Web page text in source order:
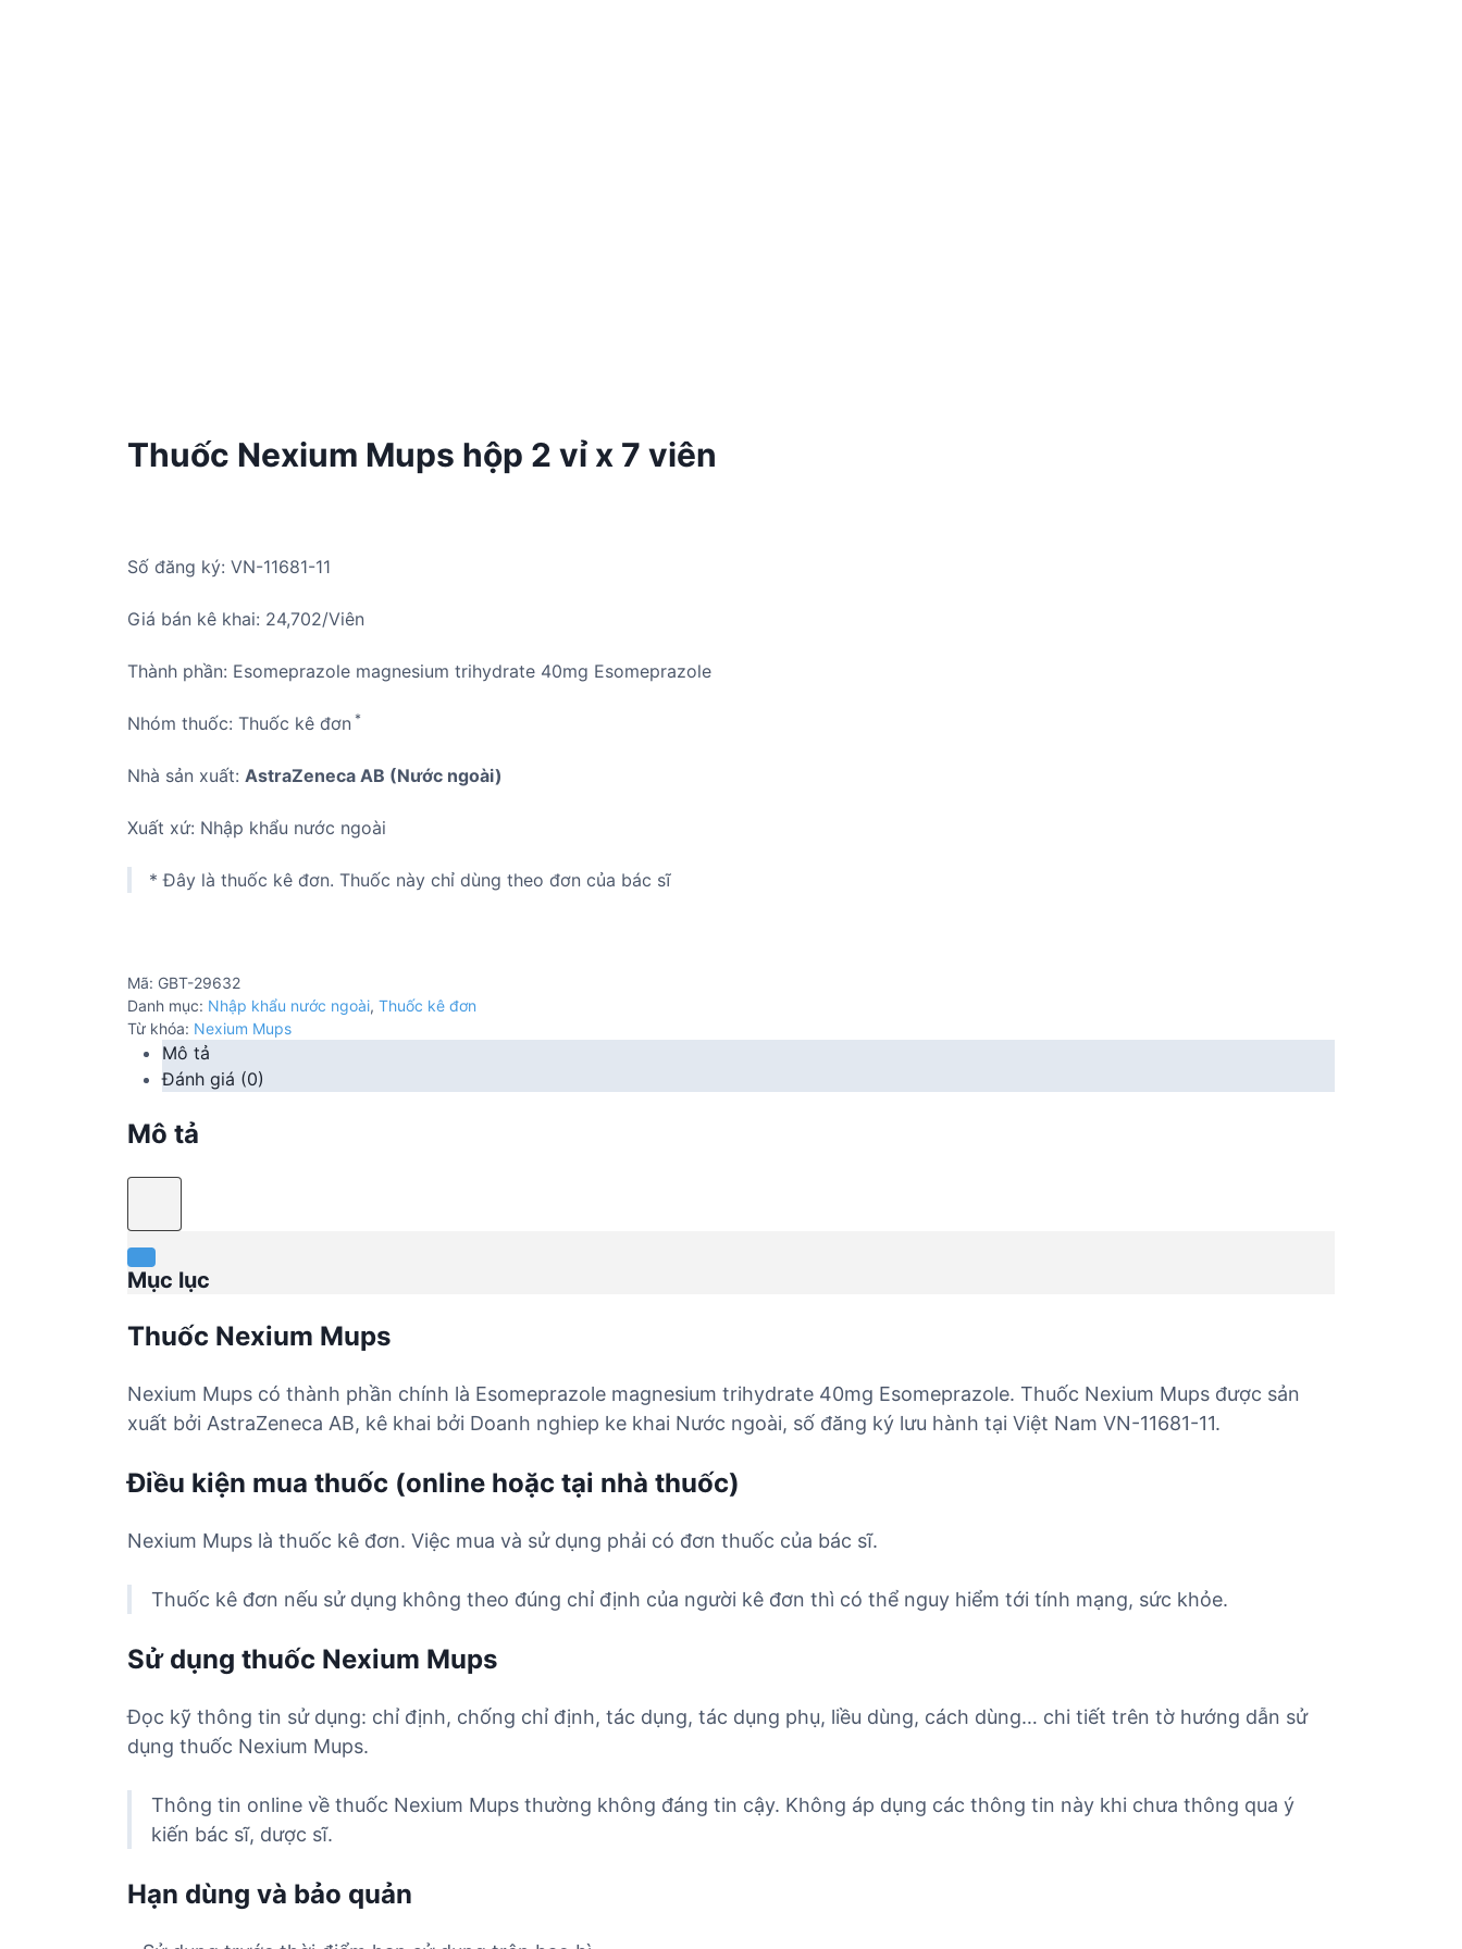
Thuốc Nexium Mups hộp 2 vỉ x 7 viên
Số đăng ký: VN-11681-11
Giá bán kê khai: 24,702/Viên
Thành phần: Esomeprazole magnesium trihydrate 40mg Esomeprazole
Nhóm thuốc: Thuốc kê đơn *
Nhà sản xuất: AstraZeneca AB (Nước ngoài)
Xuất xứ: Nhập khẩu nước ngoài
* Đây là thuốc kê đơn. Thuốc này chỉ dùng theo đơn của bác sĩ
Mã: GBT-29632
Danh mục: Nhập khẩu nước ngoài, Thuốc kê đơn
Từ khóa: Nexium Mups
Mô tả
Đánh giá (0)
Mô tả
Mục lục
Thuốc Nexium Mups
Nexium Mups có thành phần chính là Esomeprazole magnesium trihydrate 40mg Esomeprazole. Thuốc Nexium Mups được sản
xuất bởi AstraZeneca AB, kê khai bởi Doanh nghiep ke khai Nước ngoài, số đăng ký lưu hành tại Việt Nam VN-11681-11.
Điều kiện mua thuốc (online hoặc tại nhà thuốc)
Nexium Mups là thuốc kê đơn. Việc mua và sử dụng phải có đơn thuốc của bác sĩ.
Thuốc kê đơn nếu sử dụng không theo đúng chỉ định của người kê đơn thì có thể nguy hiểm tới tính mạng, sức khỏe.
Sử dụng thuốc Nexium Mups
Đọc kỹ thông tin sử dụng: chỉ định, chống chỉ định, tác dụng, tác dụng phụ, liều dùng, cách dùng… chi tiết trên tờ hướng dẫn sử
dụng thuốc Nexium Mups.
Thông tin online về thuốc Nexium Mups thường không đáng tin cậy. Không áp dụng các thông tin này khi chưa thông qua ý
kiến bác sĩ, dược sĩ.
Hạn dùng và bảo quản